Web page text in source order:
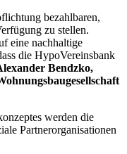
bezahlbaren,
zu stellen.
eine nachhaltige
die HypoVereinsbank
Bendzko,
werden die
Partnerorganisationen